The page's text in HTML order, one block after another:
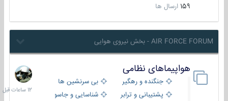
159 ارسال ها
AIR FORCE FORUM - بخش نیروی هوایی
هواپیماهای نظامی
جنگنده و رهگیر
بی سرنشین ها
پشتیبانی و ترابری
شناسایی و جاسوسی
12
ساعات
قبل